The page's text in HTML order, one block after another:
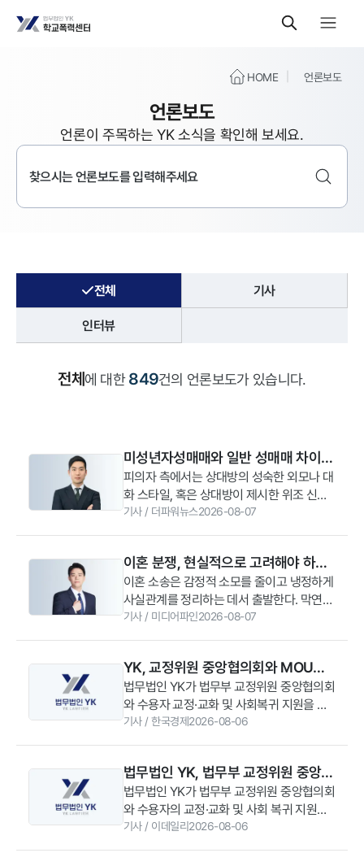
HOME 언론보도
언론보도
언론이 주목하는 YK 소식을 확인해 보세요.
전체
기사
인터뷰
전체에 대한849건의 언론보도가 있습니다.
미성년자성매매와 일반 성매매 차이
점, 아청법 처벌 기준 파헤치기
피의자 측에서는 상대방의 성숙한 외모나 대
화 스타일, 혹은 상대방이 제시한 위조 신분
증 등을 이유로 미성년자인 줄 몰랐다고 주
들이지 않는다. 대화가 이루어진 플랫폼의
특성, 이용한 애플리케이션의 연령 제한 여
부, 나누었던 메시지의 내용과 어조, 거래 금
액, 만남이 이루어진 시간과 장소 등 객관적
인 정황 증거를 종합적으로 검토하여 미성년
한다. 미성년자일 가능성을 미약하게나마 인
식했음에도 행위를 이어갔다면 '미필적 고
의'가 인정되어 처벌을 피하기 어렵다.
기사/ 더파워뉴스2026-08-07
이혼 분쟁, 현실적으로 고려해야 하는
핵심 쟁점은? [박수찬 변호사 칼럼]
이혼 소송은 감정적 소모를 줄이고 냉정하게
사실관계를 정리하는 데서 출발한다. 막연한
추측으로 권리를 포기하기보다, 구체적인 증
분사무소 박수찬 변호사)
기사/ 미디어파인2026-08-07
YK, 교정위원 중앙협의회와 MOU…
수용자 교화·법률지원 협력 [로앤비즈
브리핑]
법무법인 YK가 법무부 교정위원 중앙협의회
와 수용자 교정·교화 및 사회복귀 지원을 위
한 업무협약(MOU)을 체결했다고 6일 발표
다.1998년 설립된 교정위원 중앙협의회는
법무부 산하 협의체로 전국 4700여 명의 교
정위원을 대표하는 기관이다. 종교인과 상담
전문가, 심리치료사, 사회복지사 등 다양한
직군으로 구성돼 있다. 수용자 교정교화, 직
기사/한국경제2026-08-06
법무법인 YK, 법무부 교정위원 중앙협
의회와 수용자 지원 MOU
법무법인 YK가 법무부 교정위원 중앙협의회
와 수용자의 교정·교화 및 사회 복귀 지원을
위한 업무협약(MOU)을 체결했다. YK는 이
기사/ 이데일리2026-08-06